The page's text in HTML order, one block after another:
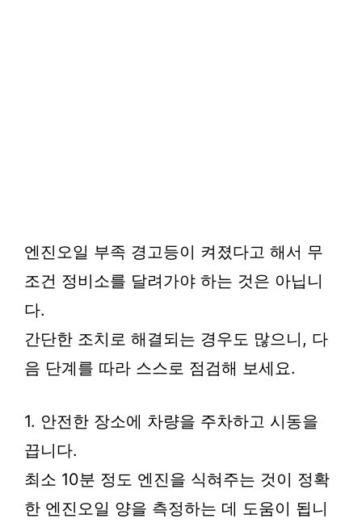
엔진오일 부족 경고등이 켜졌다고 해서 무
조건 정비소를 달려가야 하는 것은 아닙니
다.
간단한 조치로 해결되는 경우도 많으니, 다
음 단계를 따라 스스로 점검해 보세요.
1. 안전한 장소에 차량을 주차하고 시동을
끕니다.
최소 10분 정도 엔진을 식혀주는 것이 정확
한 엔진오일 양을 측정하는 데 도움이 됩니